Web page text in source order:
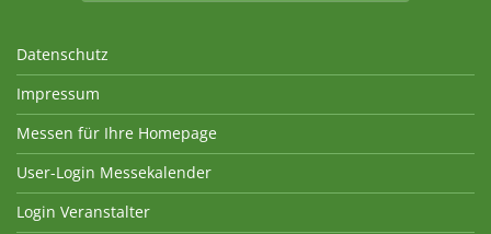
Datenschutz
Impressum
Messen für Ihre Homepage
User-Login Messekalender
Login Veranstalter